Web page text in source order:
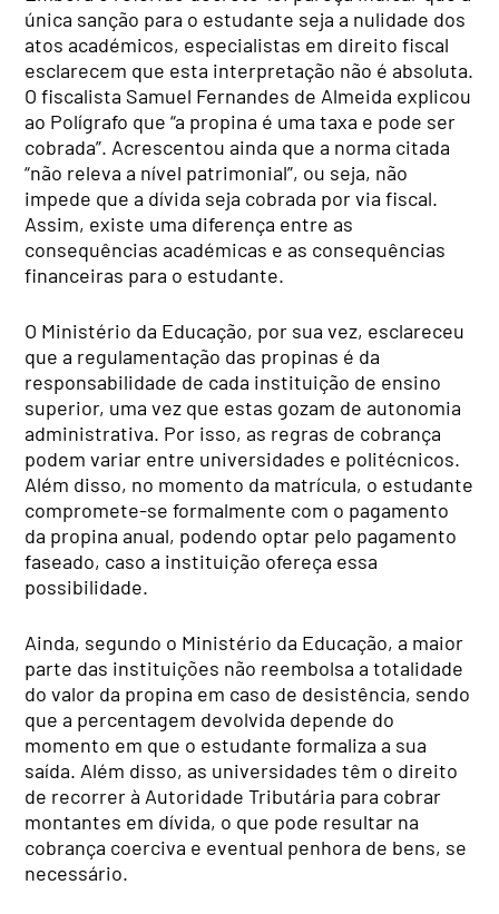
única sanção para o estudante seja a nulidade dos
atos académicos, especialistas em direito fiscal
esclarecem que esta interpretação não é absoluta.
O fiscalista Samuel Fernandes de Almeida explicou
ao Polígrafo que “a propina é uma taxa e pode ser
cobrada”. Acrescentou ainda que a norma citada
“não releva a nível patrimonial”, ou seja, não
impede que a dívida seja cobrada por via fiscal.
Assim, existe uma diferença entre as
consequências académicas e as consequências
financeiras para o estudante.
O Ministério da Educação, por sua vez, esclareceu
que a regulamentação das propinas é da
responsabilidade de cada instituição de ensino
superior, uma vez que estas gozam de autonomia
administrativa. Por isso, as regras de cobrança
podem variar entre universidades e politécnicos.
Além disso, no momento da matrícula, o estudante
compromete-se formalmente com o pagamento
da propina anual, podendo optar pelo pagamento
faseado, caso a instituição ofereça essa
possibilidade.
Ainda, segundo o Ministério da Educação, a maior
parte das instituições não reembolsa a totalidade
do valor da propina em caso de desistência, sendo
que a percentagem devolvida depende do
momento em que o estudante formaliza a sua
saída. Além disso, as universidades têm o direito
de recorrer à Autoridade Tributária para cobrar
montantes em dívida, o que pode resultar na
cobrança coerciva e eventual penhora de bens, se
necessário.